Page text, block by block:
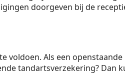
doorgeven bij de
voldoen. Als een
tandartsverzekering? Dan